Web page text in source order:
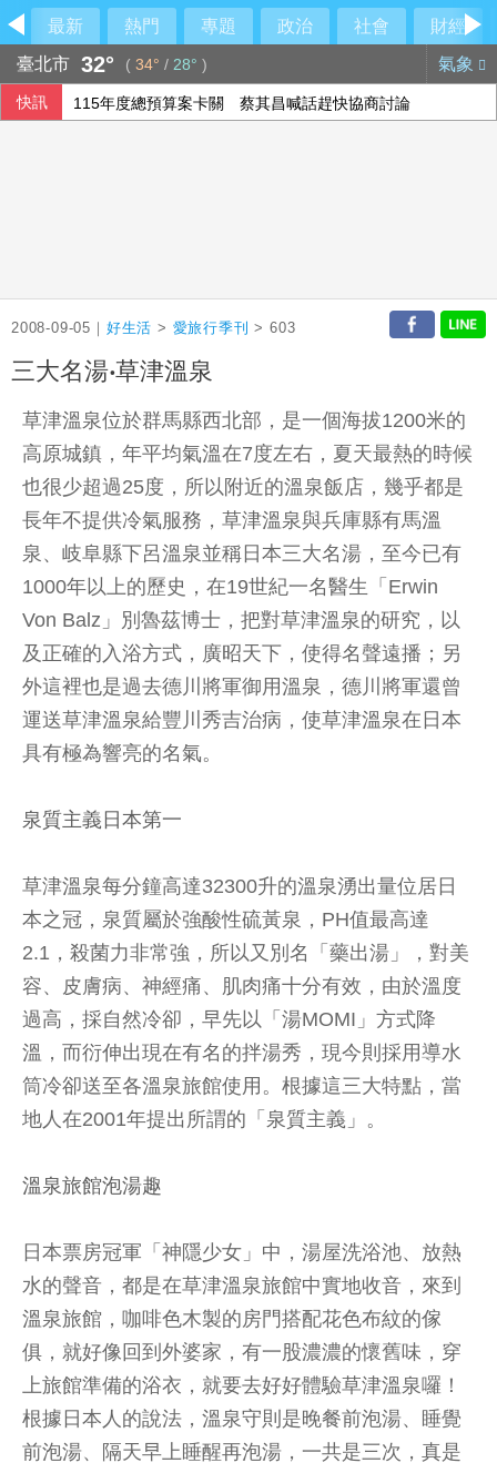
最新 熱門 專題 政治 社會
財經
臺北市 32° ( 34° / 28° ) 氣象
快訊 115年度總預算案卡關 蔡其昌喊話趕快協商討論
2008-09-05｜ 好生活 > 愛旅行季刊 > 603
三大名湯‧草津溫泉
草津溫泉位於群馬縣西北部，是一個海拔1200米的
高原城鎮，年平均氣溫在7度左右，夏天最熱的時候
也很少超過25度，所以附近的溫泉飯店，幾乎都是
長年不提供冷氣服務，草津溫泉與兵庫縣有馬溫
泉、岐阜縣下呂溫泉並稱日本三大名湯，至今已有
1000年以上的歷史，在19世紀一名醫生「Erwin
Von Balz」別魯茲博士，把對草津溫泉的研究，以
及正確的入浴方式，廣昭天下，使得名聲遠播；另
外這裡也是過去德川將軍御用溫泉，德川將軍還曾
運送草津溫泉給豐川秀吉治病，使草津溫泉在日本
具有極為響亮的名氣。
泉質主義日本第一
草津溫泉每分鐘高達32300升的溫泉湧出量位居日
本之冠，泉質屬於強酸性硫黃泉，PH值最高達
2.1，殺菌力非常強，所以又別名「藥出湯」，對美
容、皮膚病、神經痛、肌肉痛十分有效，由於溫度
過高，採自然冷卻，早先以「湯MOMI」方式降
溫，而衍伸出現在有名的拌湯秀，現今則採用導水
筒冷卻送至各溫泉旅館使用。根據這三大特點，當
地人在2001年提出所謂的「泉質主義」。
溫泉旅館泡湯趣
日本票房冠軍「神隱少女」中，湯屋洗浴池、放熱
水的聲音，都是在草津溫泉旅館中實地收音，來到
溫泉旅館，咖啡色木製的房門搭配花色布紋的傢
俱，就好像回到外婆家，有一股濃濃的懷舊味，穿
上旅館準備的浴衣，就要去好好體驗草津溫泉囉！
根據日本人的說法，溫泉守則是晚餐前泡湯、睡覺
前泡湯、隔天早上睡醒再泡湯，一共是三次，真是